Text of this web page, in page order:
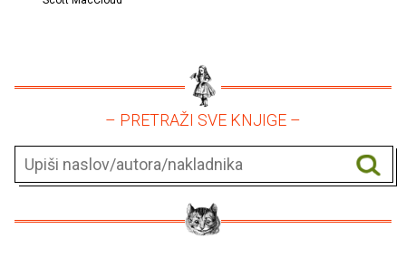
– PRETRAŽI SVE KNJIGE –